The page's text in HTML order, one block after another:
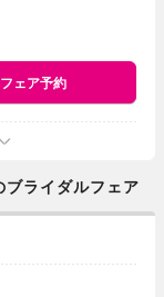
フェア予約
ライダルフェア